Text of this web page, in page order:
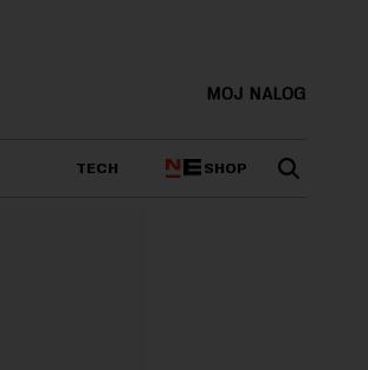
MOJ NALOG
TECH SHOP